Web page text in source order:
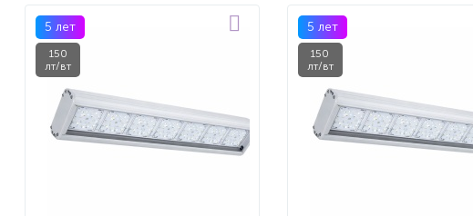
5 лет
150
лт/вт
5 лет
150
лт/вт